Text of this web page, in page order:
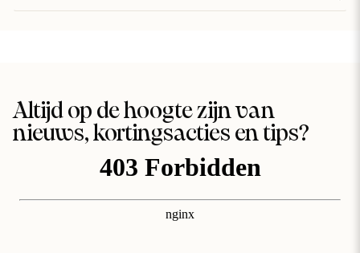
Altijd op de hoogte zijn van
nieuws, kortingsacties en tips?